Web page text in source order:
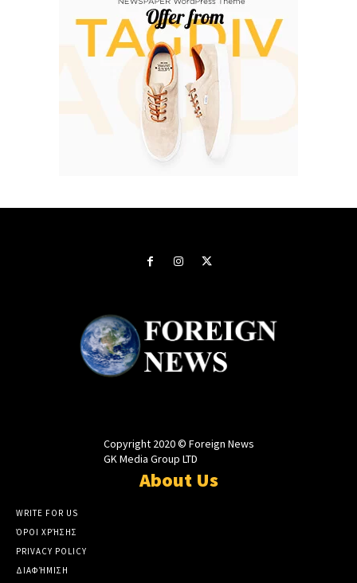
Copyright 2020 © Foreign News
GK Media Group LTD
About Us
WRITE FOR US
ΌΡΟΙ ΧΡΉΣΗΣ
PRIVACY POLICY
ΔΙΑΦΉΜΙΣΗ